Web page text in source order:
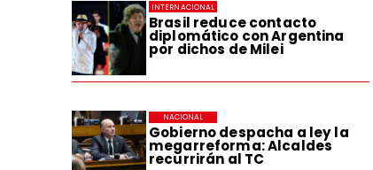
Brasil reduce contacto
diplomático con Argentina
por dichos de Milei
INTERNACIONAL
Gobierno despacha a ley la
megarreforma: Alcaldes
recurrirán al TC
NACIONAL